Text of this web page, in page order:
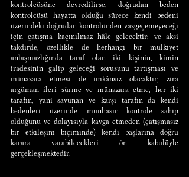
kontrolcüsüne devredilirse, doğrudan beden
kontrolcüsü hayatta olduğu sürece kendi bedeni
üzerindeki doğrudan kontrolünden vazgeçemeyeceği
için çatışma kaçınılmaz hâle gelecektir; ve aksi
takdirde, özellikle de herhangi bir mülkiyet
anlaşmazlığında taraf olan iki kişinin, kimin
iradesinin galip geleceği sorusunu tartışması ve
münazara etmesi de imkânsız olacaktır; zira
argüman ileri sürme ve münazara etme, her iki
tarafın, yani savunan ve karşı tarafın da kendi
bedenleri üzerinde münhasır kontrole sahip
olduğunu ve dolayısıyla kavga etmeden (çatışmasız
bir etkileşim biçiminde) kendi başlarına doğru
karara varabilecekleri ön kabulüyle
gerçekleşmektedir.